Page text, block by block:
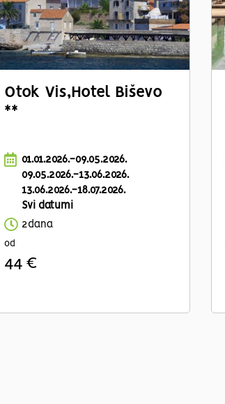
Otok Vis,Hotel Biševo
**
01.01.2026.-09.05.2026.
09.05.2026.-13.06.2026.
13.06.2026.-18.07.2026.
Svi datumi
2dana
od
44 €